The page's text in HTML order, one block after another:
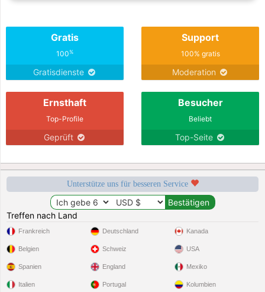
Gratis
100%
Gratisdienste
Support
100% gratis
Moderation
Ernsthaft
Top-Profile
Geprüft
Besucher
Beliebt
Top-Seite
Unterstütze uns für besseren Service
Treffen nach Land
Frankreich
Belgien
Spanien
Italien
Deutschland
Schweiz
England
Portugal
Kanada
USA
Mexiko
Kolumbien